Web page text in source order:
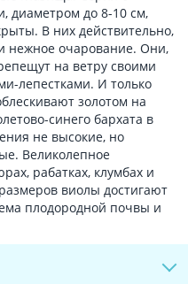
диаметром до 8-10 см,
В них действительно,
нежное очарование. Они,
на ветру своими
лепестками. И только
золотом на
синего бархата в
не высокие, но
Великолепное
рабатках, клумбах и
виолы достигают
плодородной почвы и